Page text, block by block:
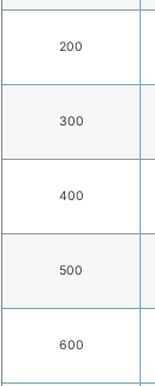
200
300
400
500
600